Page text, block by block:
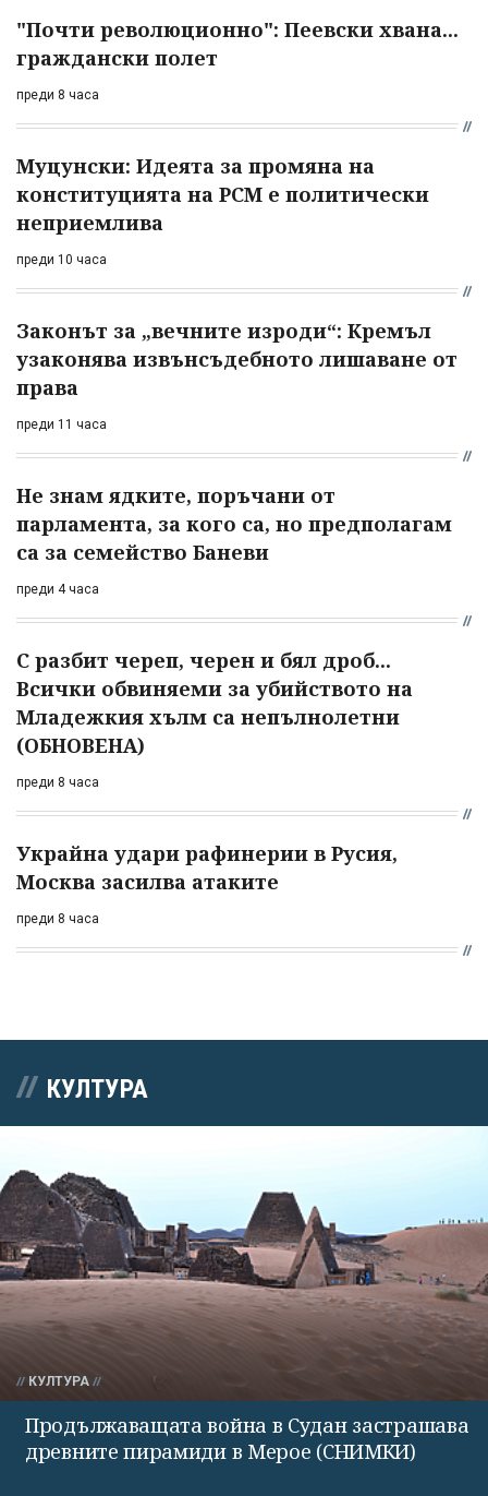
"Почти революционно": Пеевски хвана...
граждански полет
преди 8 часа
Муцунски: Идеята за промяна на
конституцията на РСМ е политически
неприемлива
преди 10 часа
Законът за „вечните изроди“: Кремъл
узаконява извънсъдебното лишаване от
права
преди 11 часа
Не знам ядките, поръчани от
парламента, за кого са, но предполагам
са за семейство Баневи
преди 4 часа
С разбит череп, черен и бял дроб...
Всички обвиняеми за убийството на
Младежкия хълм са непълнолетни
(ОБНОВЕНА)
преди 8 часа
Украйна удари рафинерии в Русия,
Москва засилва атаките
преди 8 часа
КУЛТУРА
КУЛТУРА
Продължаващата война в Судан застрашава
древните пирамиди в Мерое (СНИМКИ)